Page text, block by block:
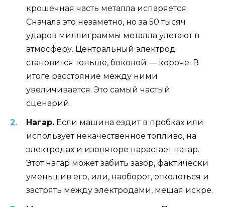
крошечная часть металла испаряется.
Сначала это незаметно, но за 50 тысяч
ударов миллиграммы металла улетают в
атмосферу. Центральный электрод
становится тоньше, боковой — короче. В
итоге расстояние между ними
увеличивается. Это самый частый
сценарий.
Нагар. Если машина ездит в пробках или
использует некачественное топливо, на
электродах и изоляторе нарастает нагар.
Этот нагар может забить зазор, фактически
уменьшив его, или, наоборот, отколоться и
застрять между электродами, мешая искре.